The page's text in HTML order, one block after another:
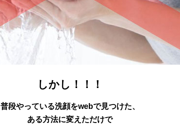
しかし！！！
普段やっている洗顔をwebで見つけた、
ある方法に変えただけで